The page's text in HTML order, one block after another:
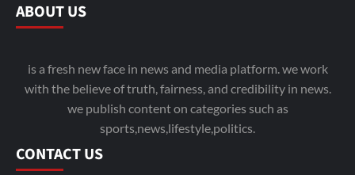
ABOUT US
is a fresh new face in news and media platform. we work
with the believe of truth, fairness, and credibility in news.
we publish content on categories such as
sports,news,lifestyle,politics.
CONTACT US